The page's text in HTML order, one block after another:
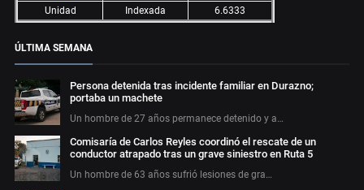
Unidad
Indexada 6.6333
ÚLTIMA SEMANA
Persona detenida tras incidente familiar en Durazno;
portaba un machete
Un hombre de 27 años permanece detenido y a…
Comisaría de Carlos Reyles coordinó el rescate de un
conductor atrapado tras un grave siniestro en Ruta 5
Un hombre de 63 años sufrió lesiones de gra…